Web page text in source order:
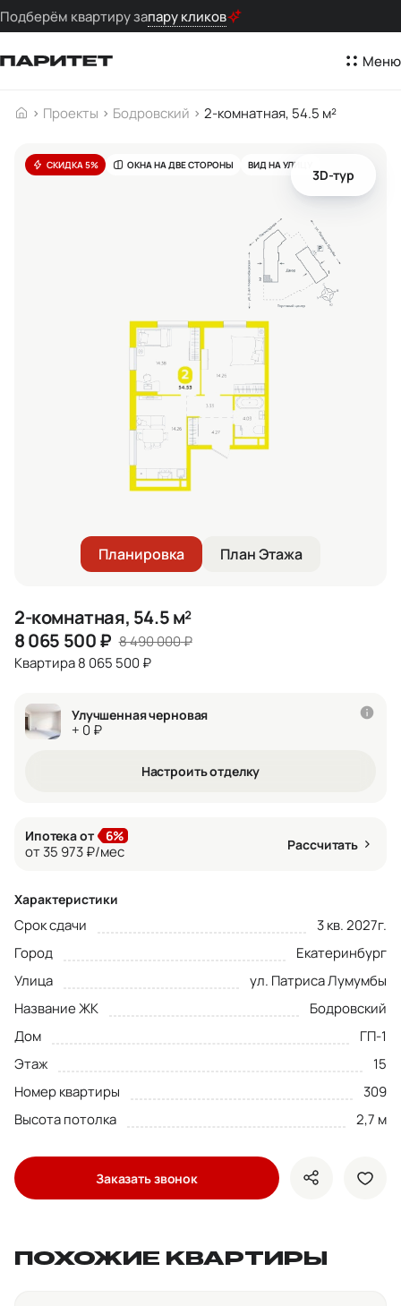
Подберём квартиру запару кликов
Меню
Проекты Бодровский 2-комнатная, 54.5 м²
СКИДКА 5% ОКНА НА ДВЕ СТОРОНЫ ВИД НА УЛИЦУ
Планировка План Этажа
3D-тур
2-комнатная, 54.5 м²
8 065 500₽ 8 490 000₽
Квартира 8 065 500 ₽
Улучшенная черновая
+ 0 ₽
Настроить отделку
Ипотека от 6%
от 35 973 ₽/мес Рассчитать
Характеристики
Срок сдачи
3 кв. 2027г.
Город
Екатеринбург
Улица
ул. Патриса Лумумбы
Название ЖК
Бодровский
Дом
ГП-1
Этаж
15
Номер квартиры
309
Высота потолка
2,7 м
Заказать звонок показать
ПОХОЖИЕ КВАРТИРЫ